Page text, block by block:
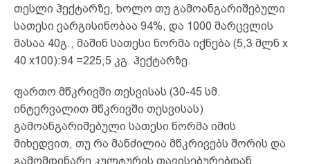
თესლი ჰექტარზე, ხოლო თუ გამოანგარიშებული
სათესი ვარგისინობაა 94%, და 1000 მარცვლის
მასაა 40გ., მაშინ სათესი ნორმა იქნება (5,3 მლნ х
40 х100):94 =225,5 კგ. ჰექტარზე.
ფართო მწკრივში თესვისას (30-45 სმ.
ინტერვალით მწკრივში თესვისას)
გამოანგარიშებული სათესი ნორმა იმის
მიხედვით, თუ რა მანძილია მწკრივებს შორის და
გამომდინარე კულტურის თავისებურებდან